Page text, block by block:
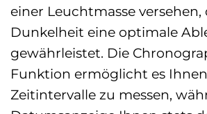
einer Leuchtmasse versehen,
Dunkelheit eine optimale
gewährleistet. Die
Funktion ermöglicht es
Zeitintervalle zu messen,